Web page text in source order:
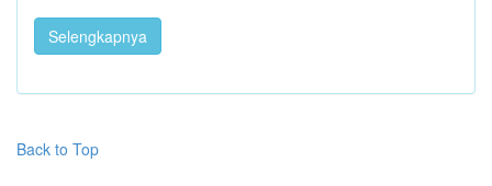
Selengkapnya
Back to Top